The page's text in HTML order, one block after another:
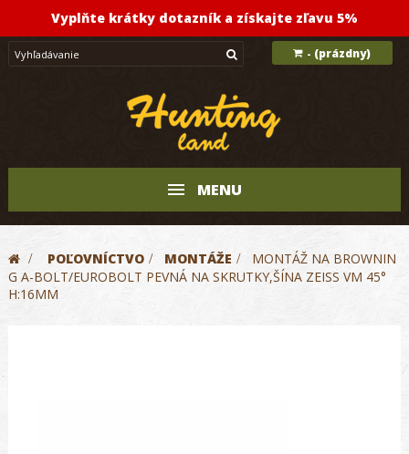
Vyplňte krátky dotazník a získajte zľavu 5%
- (prázdny)
MENU
> POĽOVNÍCTVO > MONTÁŽE >
MONTÁŽ NA BROWNIN
G A-BOLT/EUROBOLT PEVNÁ NA SKRUTKY,ŠÍNA ZEISS VM 45°
H:16MM